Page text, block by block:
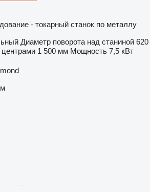
- токарный станок по металлу
Диаметр поворота над станиной 620
1 500 мм Мощность 7,5 кВт